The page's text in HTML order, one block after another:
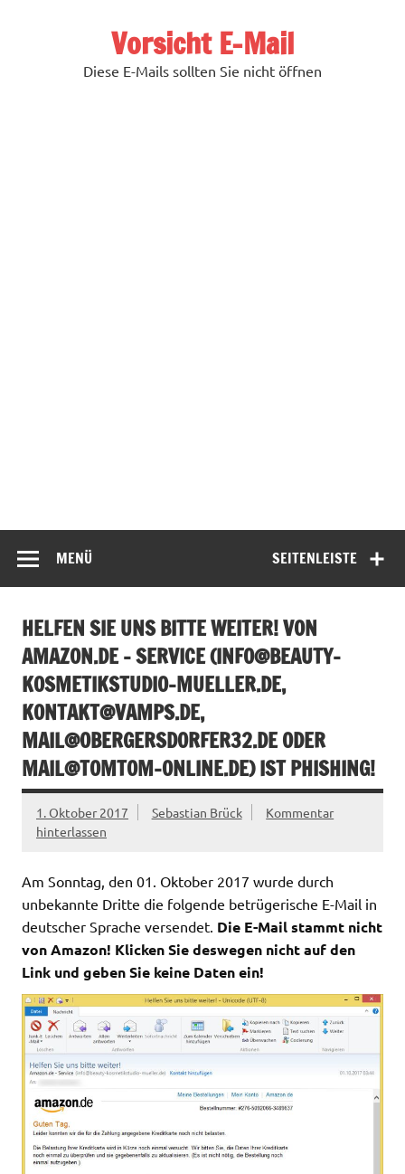
Vorsicht E-Mail
Diese E-Mails sollten Sie nicht öffnen
SEITENLEISTE
MENÜ
HELFEN SIE UNS BITTE WEITER! VON
AMAZON.DE – SERVICE (INFO@BEAUTY-
KOSMETIKSTUDIO-MUELLER.DE,
KONTAKT@VAMPS.DE,
MAIL@OBERGERSDORFER32.DEODER
MAIL@TOMTOM-ONLINE.DE) IST PHISHING!
1. Oktober 2017 Sebastian Brück
Kommentar
hinterlassen
Am Sonntag, den 01. Oktober 2017 wurde durch
unbekannte Dritte die folgende betrügerische E-Mail in
deutscher Sprache versendet. Die E-Mail stammt nicht
von Amazon! Klicken Sie deswegen nicht auf den
Link und geben Sie keine Daten ein!